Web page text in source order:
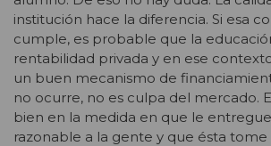
institución hace la diferencia. Si esa
cumple, es probable que la
rentabilidad privada y en ese
un buen mecanismo de
no ocurre, no es culpa del mercado.
bien en la medida en que le
razonable a la gente y que ésta tome